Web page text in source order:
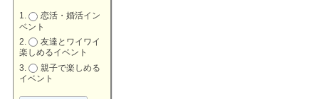
恋活・婚活イン
ベント
友達とワイワイ
楽しめるイベント
親子で楽しめる
イベント